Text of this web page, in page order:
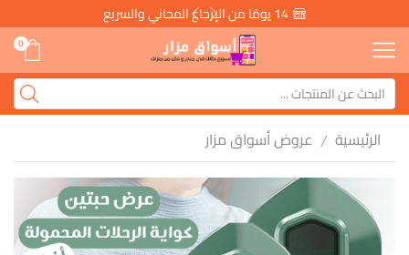
14 يومًا من الإرجاع المجاني والسريع
0
الرئيسية / عروض أسواق مزار